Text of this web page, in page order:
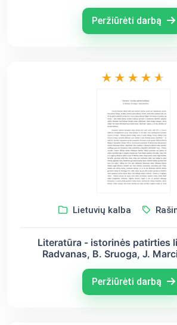
Peržiūrėti darbą
Lietuvių kalba
Literatūra - istorinės patirties
Radvanas, B. Sruoga, J.
Peržiūrėti darbą